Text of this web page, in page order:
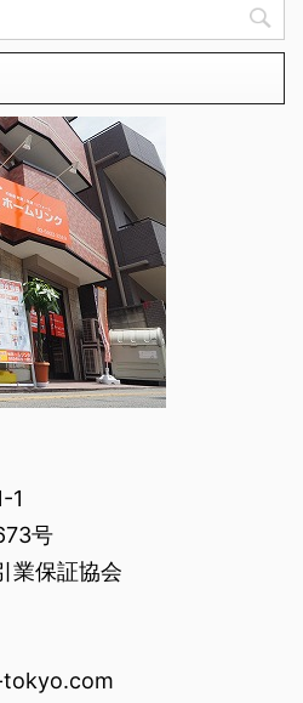
1
号
業保証協会
tokyo.com